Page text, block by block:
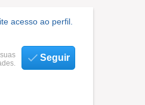
acesso ao perfil.
Seguir